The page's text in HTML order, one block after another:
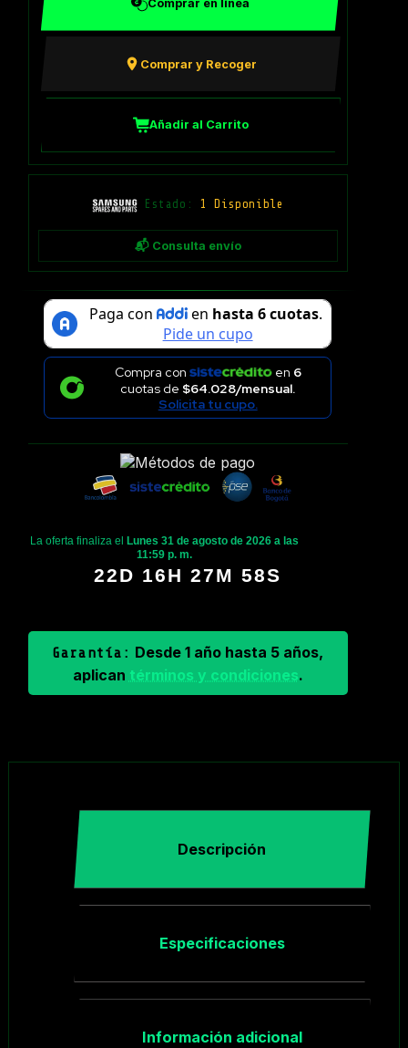
Comprar en línea
Comprar y Recoger
Añadir al Carrito
Estado: 1 Disponible
📬 Consulta envío
Compra con en 6
cuotas de $64.028/mensual.
Solicita tu cupo.
La oferta finaliza el
Lunes 31 de agosto de 2026 a las
11:59 p. m.
22D 16H 27M 57S
Garantía: Desde 1 año hasta 5 años,
aplican términos y condiciones.
Descripción
Especificaciones
Información adicional